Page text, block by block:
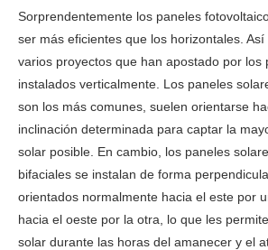
Sorprendentemente los paneles
ser más eficientes que los horizontales.
varios proyectos que han apostado por los
instalados verticalmente. Los paneles
son los más comunes, suelen orientarse
inclinación determinada para captar la
solar posible. En cambio, los paneles
bifaciales se instalan de forma
orientados normalmente hacia el este por
hacia el oeste por la otra, lo que les
solar durante las horas del amanecer y el